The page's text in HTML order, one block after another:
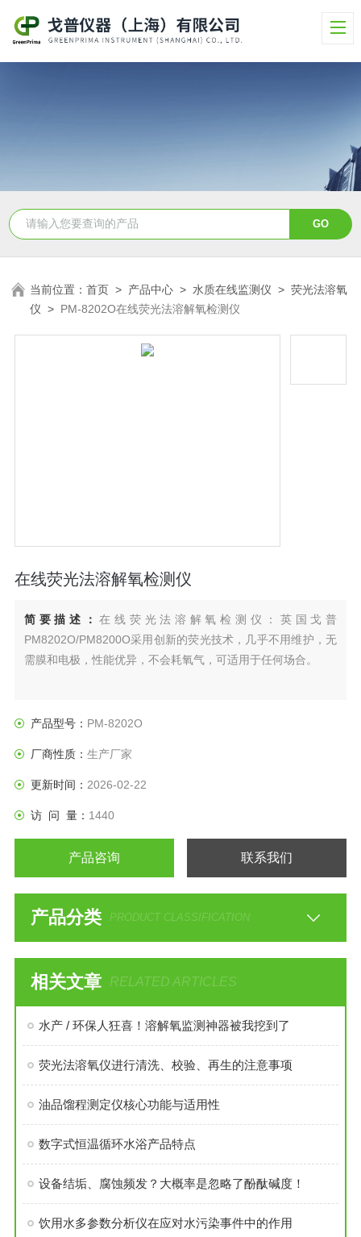
当前位置：首页 > 产品中心 > 水质在线监测仪 >荧光法溶氧
仪 > PM-8202O在线荧光法溶解氧检测仪
在线荧光法溶解氧检测仪
简要描述：在线荧光法溶解氧检测仪：英国戈普
PM8202O/PM8200O采用创新的荧光技术，几乎不用维护，无
需膜和电极，性能优异，不会耗氧气，可适用于任何场合。
产品型号： PM-8202O
厂商性质： 生产厂家
更新时间： 2026-02-22
访 问 量： 1440
产品咨询 联系我们
产品分类 PRODUCT CLASSIFICATION
相关文章 RELATED ARTICLES
水产 / 环保人狂喜！溶解氧监测神器被我挖到了
荧光法溶氧仪进行清洗、校验、再生的注意事项
油品馏程测定仪核心功能与适用性
数字式恒温循环水浴产品特点
设备结垢、腐蚀频发？大概率是忽略了酚酞碱度！
饮用水多参数分析仪在应对水污染事件中的作用